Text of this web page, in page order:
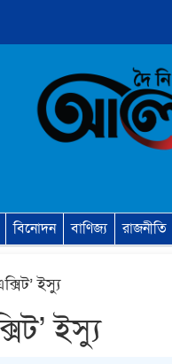
বিনোদন বাণিজ্য রাজনীতি
ইস্যু
ইস্যু